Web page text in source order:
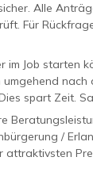
Alle
Für
im Job starten
spart Zeit.
/
attraktivsten